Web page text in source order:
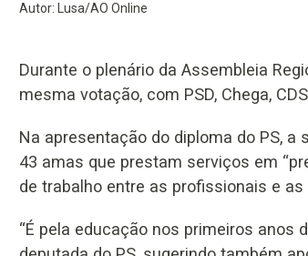
Autor: Lusa/AO Online
Durante o plenário da Assembleia
mesma votação, com PSD, Chega,
Na apresentação do diploma do PS, a
43 amas que prestam serviços em
de trabalho entre as profissionais e
“É pela educação nos primeiros anos